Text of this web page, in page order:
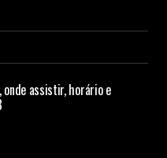
onde assistir, horário e